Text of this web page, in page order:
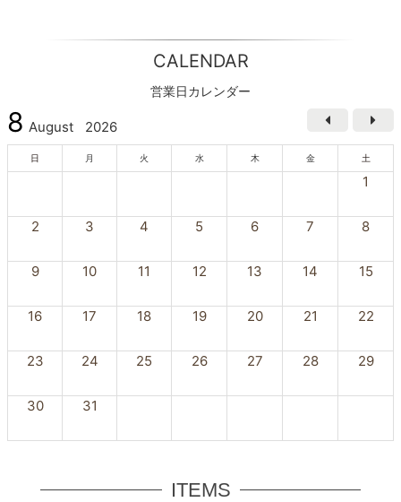
CALENDAR
営業日カレンダー
8 August 2026
日 月 火 水 木 金 土
1
2 3 4 5 6 7 8
9 10 11 12 13 14 15
16 17 18 19 20 21 22
23 24 25 26 27 28 29
30 31
ITEMS